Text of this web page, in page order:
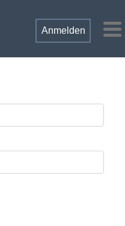
Anmelden